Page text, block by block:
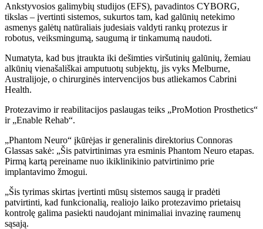
Ankstyvosios galimybių studijos (EFS), pavadintos CYBORG,
tikslas – įvertinti sistemos, sukurtos tam, kad galūnių netekimo
asmenys galėtų natūraliais judesiais valdyti rankų protezus ir
robotus, veiksmingumą, saugumą ir tinkamumą naudoti.
Numatyta, kad bus įtraukta iki dešimties viršutinių galūnių, žemiau
alkūnių vienašališkai amputuotų subjektų, jis vyks Melburne,
Australijoje, o chirurginės intervencijos bus atliekamos Cabrini
Health.
Protezavimo ir reabilitacijos paslaugas teiks „ProMotion Prosthetics“
ir „Enable Rehab“.
„Phantom Neuro“ įkūrėjas ir generalinis direktorius Connoras
Glassas sakė: „Šis patvirtinimas yra esminis Phantom Neuro etapas.
Pirmą kartą pereiname nuo ikiklinikinio patvirtinimo prie
implantavimo žmogui.
„Šis tyrimas skirtas įvertinti mūsų sistemos saugą ir pradėti
patvirtinti, kad funkcionalią, realiojo laiko protezavimo prietaisų
kontrolę galima pasiekti naudojant minimaliai invazinę raumenų
sąsają.